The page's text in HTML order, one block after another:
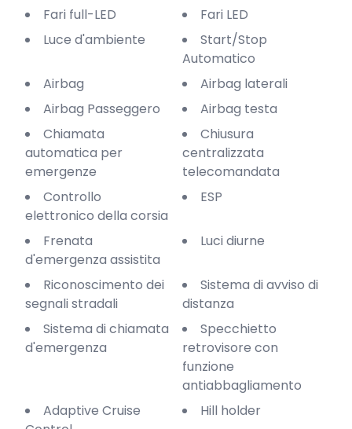
Fari full-LED
Fari LED
Luce d'ambiente
Start/Stop
Automatico
Airbag
Airbag laterali
Airbag Passeggero
Airbag testa
Chiamata
automatica per
emergenze
Chiusura
centralizzata
telecomandata
Controllo
elettronico della corsia
ESP
Frenata
d'emergenza assistita
Luci diurne
Riconoscimento dei
segnali stradali
Sistema di avviso di
distanza
Sistema di chiamata
d'emergenza
Specchietto
retrovisore con
funzione
antiabbagliamento
Adaptive Cruise
Hill holder